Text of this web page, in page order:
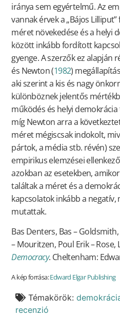
iránya sem egyértelmű. Az
vannak érvek a „Bájos
méret növekedése és a helyi
között inkább fordított
gyenge. A szerzők ez alapján
és Newton (1982)
aki szerint a kis és nagy
különböznek jelentős
működés és helyi
míg Newton arra a
méret mégiscsak indokolt,
pártok, a média stb. révén)
empirikus elemzései
azokban az esetekben,
találtak a méret és a
kapcsolatok inkább a
mutattak.
Bas Denters, Bas –
– Mouritzen, Poul Erik – Rose,
Democracy. Cheltenham:
A kép forrása:Edward Elgar Publishing
Témakörök:
recenzió